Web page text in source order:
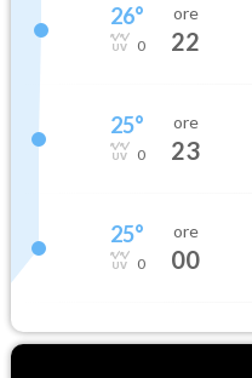
26°
0
ore
22
25°
0
ore
23
25°
0
ore
00